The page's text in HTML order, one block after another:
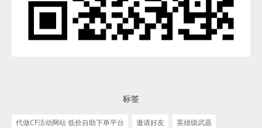
标签
代做CF活动网站 低价自助下单平台 邀请好友
英雄级武器